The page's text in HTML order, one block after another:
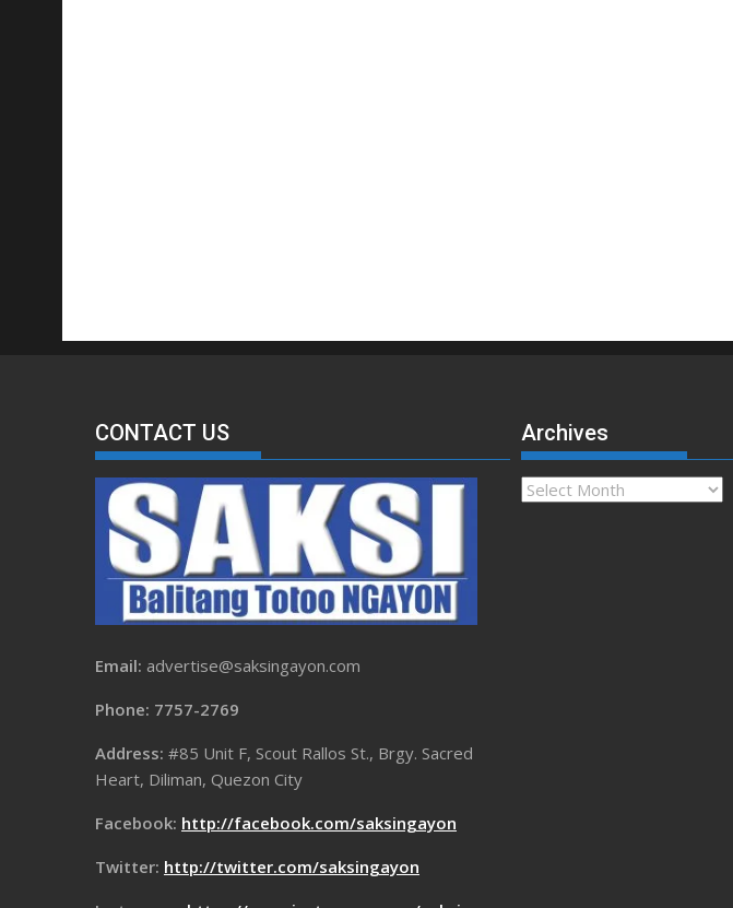
CONTACT US
Email: advertise@saksingayon.com
Phone: 7757-2769
Address: #85 Unit F, Scout Rallos St., Brgy. Sacred
Heart, Diliman, Quezon City
Facebook: http://facebook.com/saksingayon
Twitter: http://twitter.com/saksingayon
Archives
Archives